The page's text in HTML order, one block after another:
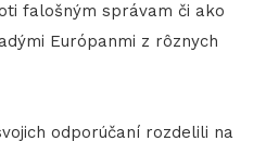
falošným správam či ako
Európanmi z rôznych
odporúčaní rozdelili na